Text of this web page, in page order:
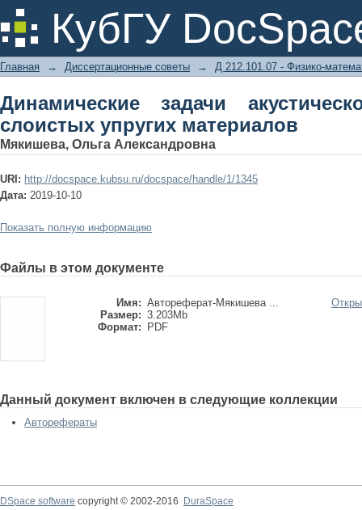
КубГУ
Динамические задачи
материалов
Главная → Диссертационные советы → Д 212.101.07 - Физико-
Динамические задачи
слоистых упругих материалов
Мякишева, Ольга Александровна
URI: http://docspace.kubsu.ru/docspace/handle/1/1345
Дата: 2019-10-10
Показать полную информацию
Файлы в этом документе
Имя: Автореферат-Мякишева ...
Размер: 3.203Mb
Формат:
PDF
Данный документ включен в следующие коллекции
Авторефераты
DSpace software copyright © 2002-2016
DuraSpace